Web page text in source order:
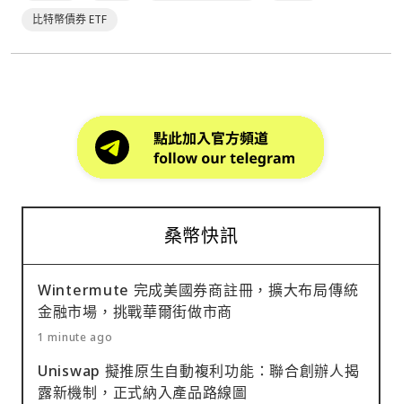
比特幣債券 ETF
桑幣快訊
Wintermute 完成美國券商註冊，擴大布局傳統
金融市場，挑戰華爾街做市商
1 minute ago
Uniswap 擬推原生自動複利功能：聯合創辦人揭
露新機制，正式納入產品路線圖